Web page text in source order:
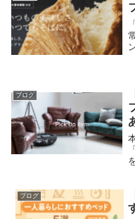
ブログ
ブログ